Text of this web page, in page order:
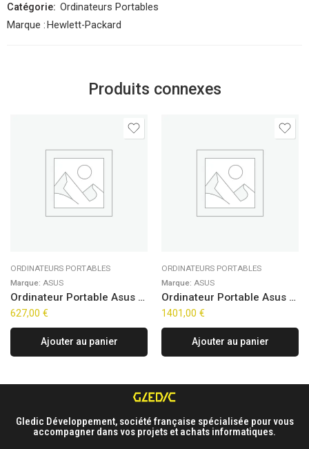
Catégorie: Ordinateurs Portables
Marque : Hewlett-Packard
Produits connexes
ORDINATEURS PORTABLES
Marque: ASUS
Ordinateur Portable Asus VivoBook Go 15 E510KA-BQ1168W (15,6″)
627,00 €
Ajouter au panier
ORDINATEURS PORTABLES
Marque: ASUS
Ordinateur Portable Asus ZenBook 14 OLED UX3405CA-ISCQD1268W (14″)
1401,00 €
Ajouter au panier
Gledic Développement, société française spécialisée pour vous
accompagner dans vos projets et achats informatiques.